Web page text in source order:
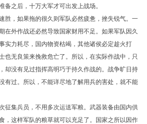
备之后，十万大军才可出发上战场。
胜，如果拖的很久则军队必然疲惫，挫失锐气。一
在外作战还必然导致国家财用不足。如果军队因久
实力耗尽，国内物资枯竭，其他诸侯必定趁火打
也无良策来挽救危亡了。所以，在实际作战中，只
却没有见过指挥高明巧于持久作战的。战争旷日持
有过。所以，不能详尽地了解用兵的害处，就不能
征集兵员，不用多次运送军粮。武器装备由国内供
，这样军队的粮草就可以充足了。国家之所以因作